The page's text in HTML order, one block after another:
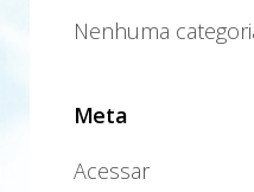
Nenhuma
Meta
Acessar